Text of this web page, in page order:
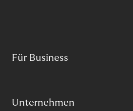
Für Business
Unternehmen